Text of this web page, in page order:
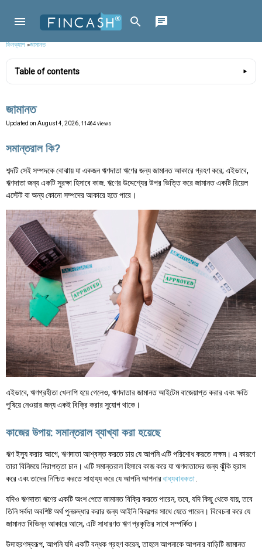
ফিনক্যাশ»জামানত
Table of contents
জামানত
Updated on August 4, 2026 , 11464 views
সমান্তরাল কি?
শব্দটি সেই সম্পদকে বোঝায় যা একজন ঋণদাতা ঋণের জন্য জামানত আকারে গ্রহণ করে; এইভাবে,
ঋণদাতা জন্য একটি সুরক্ষা হিসাবে কাজ. ঋণের উদ্দেশ্যের উপর ভিত্তি করে জামানত একটি রিয়েল
এস্টেট বা অন্য কোনো সম্পদের আকারে হতে পারে।
এইভাবে, ঋণগ্রহীতা খেলাপি হয়ে গেলেও, ঋণদাতার জামানত আইটেম বাজেয়াপ্ত করার এবং ক্ষতি
পুষিয়ে নেওয়ার জন্য একই বিক্রি করার সুযোগ থাকে।
কাজের উপায়: সমান্তরাল ব্যাখ্যা করা হয়েছে
ঋণ ইস্যু করার আগে, ঋণদাতা আশ্বস্ত করতে চায় যে আপনি এটি পরিশোধ করতে সক্ষম। এ কারণে
তারা বিনিময়ে নিরাপত্তা চান। এটি সমান্তরাল হিসাবে কাজ করে যা ঋণদাতাদের জন্য ঝুঁকি হ্রাস
করে এবং তাদের নিশ্চিত করতে সাহায্য করে যে আপনি আপনারবাধ্যবাধকতা.
যদিও ঋণদাতা ঋণের একটি অংশ পেতে জামানত বিক্রি করতে পারেন, তবে, যদি কিছু থেকে যায়, তবে
তিনি সর্বদা অবশিষ্ট অর্থ পুনরুদ্ধার করার জন্য আইনি বিকল্পের সাথে যেতে পারেন। বিবেচনা করে যে
জামানত বিভিন্ন আকারে আসে, এটি সাধারণত ঋণ প্রকৃতির সাথে সম্পর্কিত।
উদাহরণস্বরূপ, আপনি যদি একটি বন্ধক গ্রহণ করেন, তাহলে আপনাকে আপনার বাড়িটি জামানত